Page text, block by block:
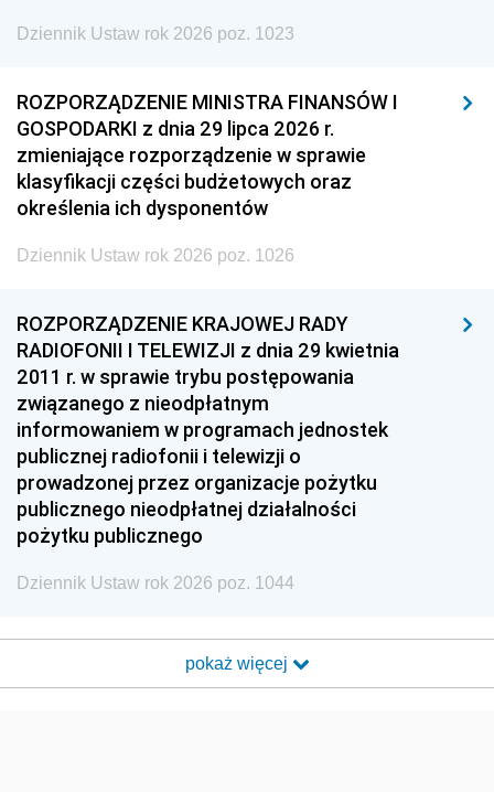
Dziennik Ustaw rok 2026 poz. 1023
ROZPORZĄDZENIE MINISTRA FINANSÓW I
GOSPODARKI z dnia 29 lipca 2026 r.
zmieniające rozporządzenie w sprawie
klasyfikacji części budżetowych oraz
określenia ich dysponentów
Dziennik Ustaw rok 2026 poz. 1026
ROZPORZĄDZENIE KRAJOWEJ RADY
RADIOFONII I TELEWIZJI z dnia 29 kwietnia
2011 r. w sprawie trybu postępowania
związanego z nieodpłatnym
informowaniem w programach jednostek
publicznej radiofonii i telewizji o
prowadzonej przez organizacje pożytku
publicznego nieodpłatnej działalności
pożytku publicznego
Dziennik Ustaw rok 2026 poz. 1044
pokaż więcej